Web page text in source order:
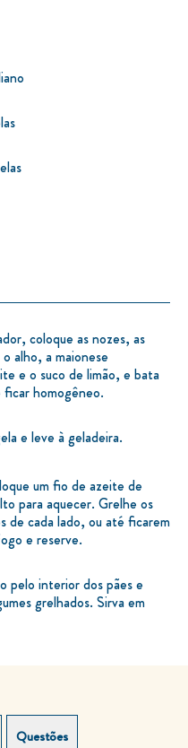
coloque as nozes, as
alho, a maionese
e o suco de limão, e bata
homogêneo.
e leve à geladeira.
um fio de azeite de
para aquecer. Grelhe os
de cada lado, ou até ficarem
e reserve.
pelo interior dos pães e
grelhados. Sirva em
Questões (0)